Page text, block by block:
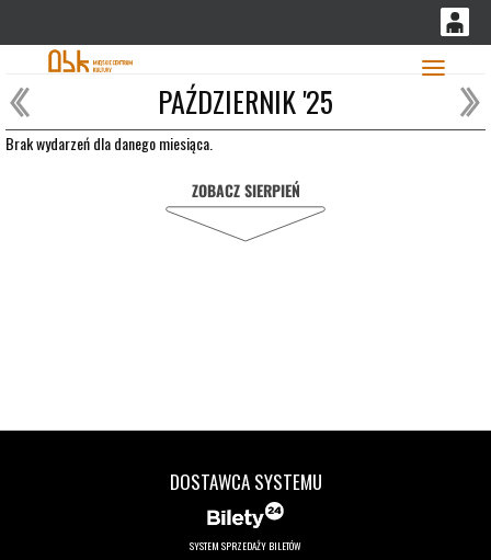
0,00
PLN
PAŹDZIERNIK '25
Brak wydarzeń dla danego miesiąca.
ZOBACZ SIERPIEŃ
DOSTAWCA SYSTEMU
SYSTEM SPRZEDAŻY BILETÓW